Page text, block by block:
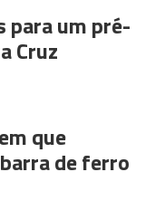
para um pré-
Cruz
que
de ferro